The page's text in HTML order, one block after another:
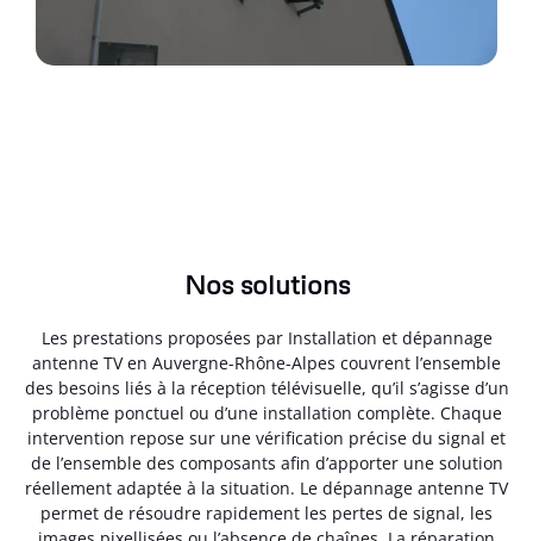
Nos solutions
Les prestations proposées par Installation et dépannage
antenne TV en Auvergne-Rhône-Alpes couvrent l’ensemble
des besoins liés à la réception télévisuelle, qu’il s’agisse d’un
problème ponctuel ou d’une installation complète. Chaque
intervention repose sur une vérification précise du signal et
de l’ensemble des composants afin d’apporter une solution
réellement adaptée à la situation. Le dépannage antenne TV
permet de résoudre rapidement les pertes de signal, les